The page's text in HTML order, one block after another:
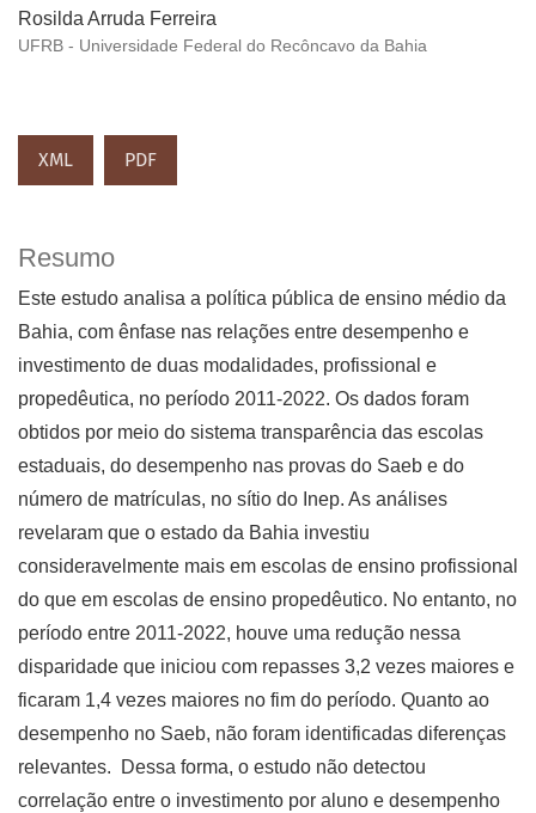
Rosilda Arruda Ferreira
UFRB - Universidade Federal do Recôncavo da Bahia
XML PDF
Resumo
Este estudo analisa a política pública de ensino médio da
Bahia, com ênfase nas relações entre desempenho e
investimento de duas modalidades, profissional e
propedêutica, no período 2011-2022. Os dados foram
obtidos por meio do sistema transparência das escolas
estaduais, do desempenho nas provas do Saeb e do
número de matrículas, no sítio do Inep. As análises
revelaram que o estado da Bahia investiu
consideravelmente mais em escolas de ensino profissional
do que em escolas de ensino propedêutico. No entanto, no
período entre 2011-2022, houve uma redução nessa
disparidade que iniciou com repasses 3,2 vezes maiores e
ficaram 1,4 vezes maiores no fim do período. Quanto ao
desempenho no Saeb, não foram identificadas diferenças
relevantes. Dessa forma, o estudo não detectou
correlação entre o investimento por aluno e desempenho